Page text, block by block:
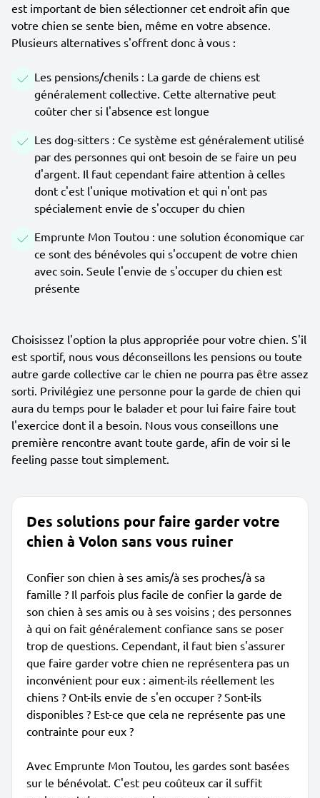
est important de bien sélectionner cet endroit afin que
votre chien se sente bien, même en votre absence.
Plusieurs alternatives s'offrent donc à vous :
Les pensions/chenils : La garde de chiens est
généralement collective. Cette alternative peut
coûter cher si l'absence est longue
Les dog-sitters : Ce système est généralement utilisé
par des personnes qui ont besoin de se faire un peu
d'argent. Il faut cependant faire attention à celles
dont c'est l'unique motivation et qui n'ont pas
spécialement envie de s'occuper du chien
Emprunte Mon Toutou : une solution économique car
ce sont des bénévoles qui s'occupent de votre chien
avec soin. Seule l'envie de s'occuper du chien est
présente
Choisissez l'option la plus appropriée pour votre chien. S'il
est sportif, nous vous déconseillons les pensions ou toute
autre garde collective car le chien ne pourra pas être assez
sorti. Privilégiez une personne pour la garde de chien qui
aura du temps pour le balader et pour lui faire faire tout
l'exercice dont il a besoin. Nous vous conseillons une
première rencontre avant toute garde, afin de voir si le
feeling passe tout simplement.
Des solutions pour faire garder votre
chien à Volon sans vous ruiner
Confier son chien à ses amis/à ses proches/à sa
famille ? Il parfois plus facile de confier la garde de
son chien à ses amis ou à ses voisins ; des personnes
à qui on fait généralement confiance sans se poser
trop de questions. Cependant, il faut bien s'assurer
que faire garder votre chien ne représentera pas un
inconvénient pour eux : aiment-ils réellement les
chiens ? Ont-ils envie de s'en occuper ? Sont-ils
disponibles ? Est-ce que cela ne représente pas une
contrainte pour eux ?
Avec Emprunte Mon Toutou, les gardes sont basées
sur le bénévolat. C'est peu coûteux car il suffit